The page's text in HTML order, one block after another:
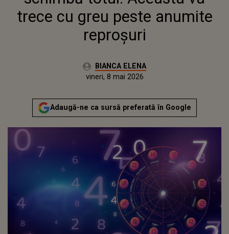
trece cu greu peste anumite
reproșuri
Autor:BIANCA ELENA
Publicat:
vineri, 8 mai 2026
Adaugă-ne ca sursă preferată în Google